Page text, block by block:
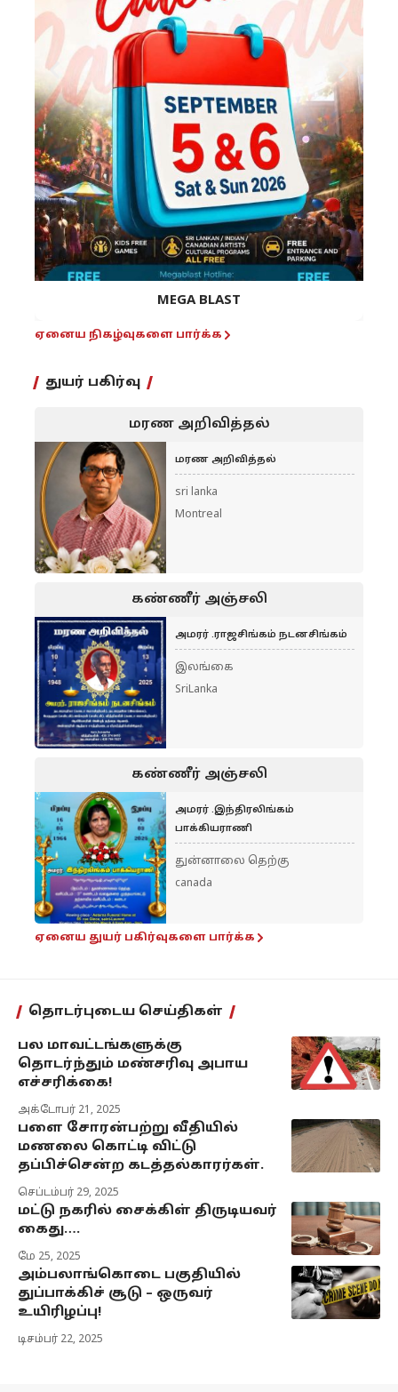
MEGA BLAST
ஏனைய நிகழ்வுகளை பார்க்க
துயர் பகிர்வு
மரண அறிவித்தல்
மரண அறிவித்தல்
sri lanka
Montreal
கண்ணீர் அஞ்சலி
அமரர் .ராஜசிங்கம் நடனசிங்கம்
இலங்கை
SriLanka
கண்ணீர் அஞ்சலி
அமரர் .இந்திரலிங்கம்
பாக்கியராணி
துன்னாலை தெற்கு
canada
ஏனைய துயர் பகிர்வுகளை பார்க்க
தொடர்புடைய செய்திகள்
பல மாவட்டங்களுக்கு
தொடர்ந்தும் மண்சரிவு அபாய
எச்சரிக்கை!
அக்டோபர் 21, 2025
பளை சோரன்பற்று வீதியில்
மணலை கொட்டி விட்டு
தப்பிச்சென்ற கடத்தல்காரர்கள்.
செப்டம்பர் 29, 2025
மட்டு நகரில் சைக்கிள் திருடியவர்
கைது….
மே 25, 2025
அம்பலாங்கொடை பகுதியில்
துப்பாக்கிச் சூடு – ஒருவர்
உயிரிழப்பு!
டிசம்பர் 22, 2025